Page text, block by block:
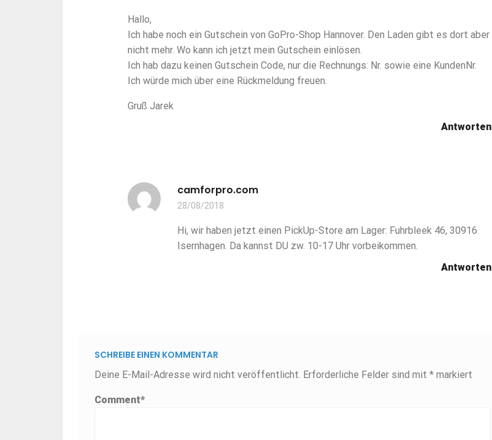
Hallo,
Ich habe noch ein Gutschein von GoPro-Shop Hannover. Den Laden gibt es dort aber
nicht mehr. Wo kann ich jetzt mein Gutschein einlösen.
Ich hab dazu keinen Gutschein Code, nur die Rechnungs: Nr. sowie eine KundenNr.
Ich würde mich über eine Rückmeldung freuen.
Gruß Jarek
Antworten
camforpro.com
28/08/2018
Hi, wir haben jetzt einen PickUp-Store am Lager: Fuhrbleek 46, 30916
Isernhagen. Da kannst DU zw. 10-17 Uhr vorbeikommen.
Antworten
SCHREIBE EINEN KOMMENTAR
Deine E-Mail-Adresse wird nicht veröffentlicht. Erforderliche Felder sind mit *markiert
Comment*